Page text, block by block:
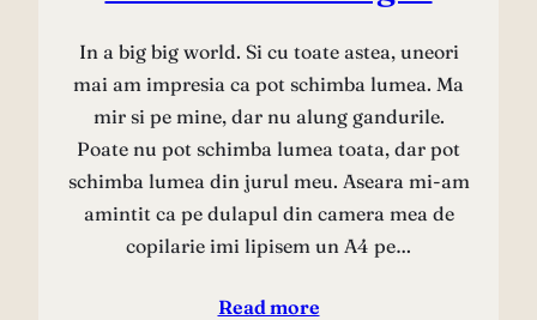
In a big big world. Si cu toate astea, uneori
mai am impresia ca pot schimba lumea. Ma
mir si pe mine, dar nu alung gandurile.
Poate nu pot schimba lumea toata, dar pot
schimba lumea din jurul meu. Aseara mi-am
amintit ca pe dulapul din camera mea de
copilarie imi lipisem un A4 pe…
Read more